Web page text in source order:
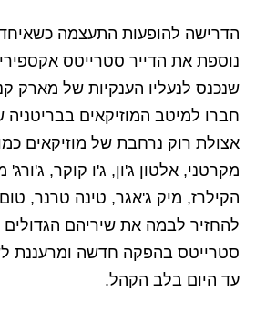
הדרישה להופעות התעצמה כשאיחד
נוספת את הדייר סטרייטס
שנכנס לנעליו הענקיות של מארק
חברו למיטב המוזיקאים בבריטניה
אצולת רוק נרחבת של מוזיקאים
מקרטני, אלטון ג'ון, ג'ו קוקר, ג'ורג'
הקילרז, מיק ג'אגר, טינה טרנר, טום
להחזיר לבמה את שיריהם הגדולים
סטרייטס בהפקה חדשה ומרעננת
עד היום בלב הקהל.